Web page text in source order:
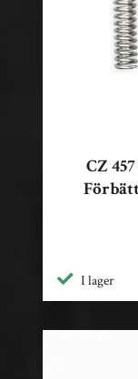
CZ
I lager